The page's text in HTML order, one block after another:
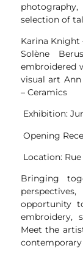
selection of
Karina Knight
Solène
embroidered
visual art Ann
– Ceramics
Exhibition:
Opening
Location: Rue
Bringing
opportunity
embroidery,
Meet the